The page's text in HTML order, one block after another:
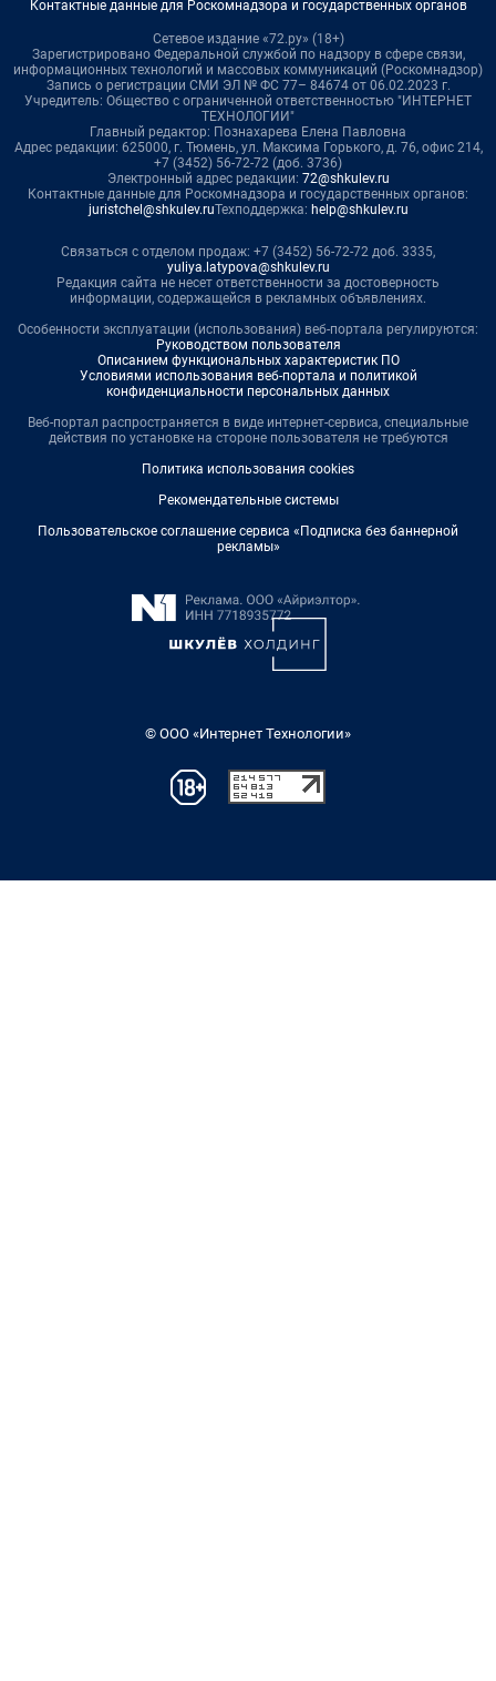
Контактные данные для Роскомнадзора и государственных органов
Сетевое издание «72.ру» (18+)
Зарегистрировано Федеральной службой по надзору в сфере связи,
информационных технологий и массовых коммуникаций (Роскомнадзор)
Запись о регистрации СМИ ЭЛ № ФС 77– 84674 от 06.02.2023 г.
Учредитель: Общество с ограниченной ответственностью "ИНТЕРНЕТ
ТЕХНОЛОГИИ"
Главный редактор: Познахарева Елена Павловна
Адрес редакции: 625000, г. Тюмень, ул. Максима Горького, д. 76, офис 214,
+7 (3452) 56-72-72 (доб. 3736)
Электронный адрес редакции: 72@shkulev.ru
Контактные данные для Роскомнадзора и государственных органов:
juristchel@shkulev.ruТехподдержка: help@shkulev.ru
Связаться с отделом продаж: +7 (3452) 56-72-72 доб. 3335,
yuliya.latypova@shkulev.ru
Редакция сайта не несет ответственности за достоверность
информации, содержащейся в рекламных объявлениях.
Особенности эксплуатации (использования) веб-портала регулируются:
Руководством пользователя
Описанием функциональных характеристик ПО
Условиями использования веб-портала и политикой
конфиденциальности персональных данных
Веб-портал распространяется в виде интернет-сервиса, специальные
действия по установке на стороне пользователя не требуются
Политика использования cookies
Рекомендательные системы
Пользовательское соглашение сервиса «Подписка без баннерной
рекламы»
© ООО «Интернет Технологии»